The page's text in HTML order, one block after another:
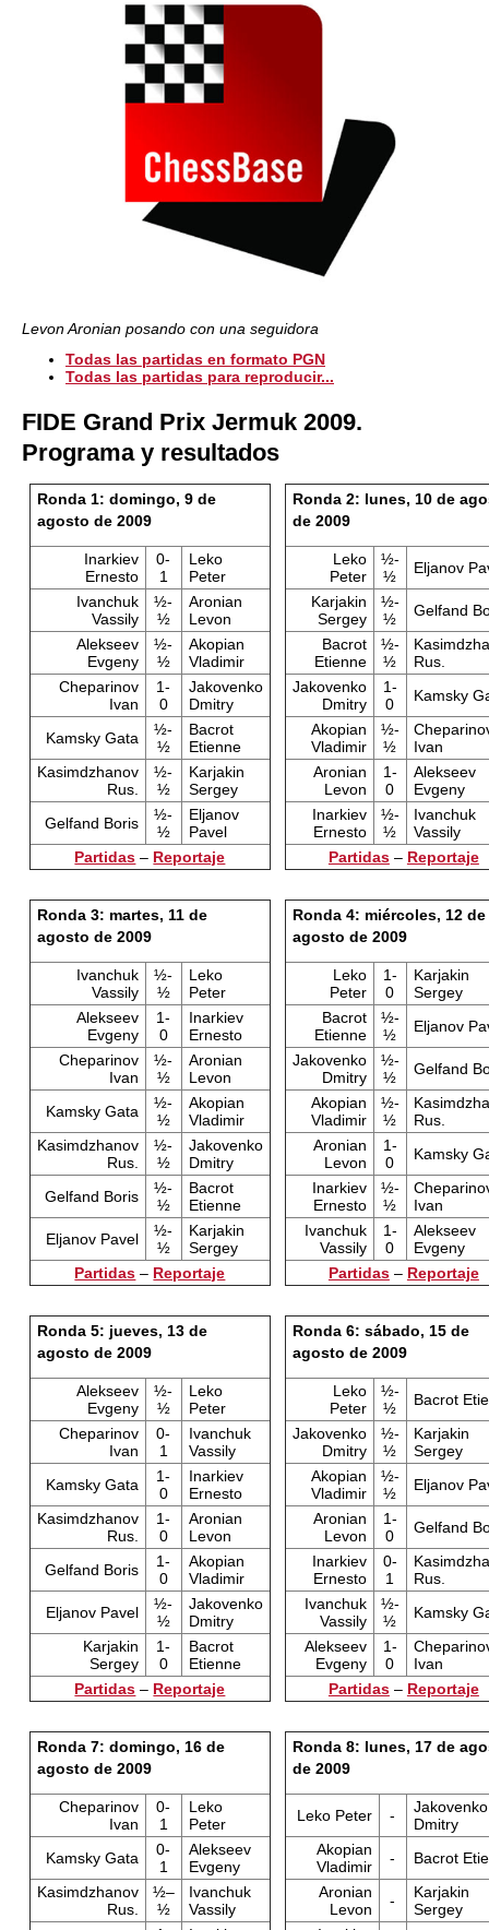
Levon Aronian posando con una seguidora
Todas las partidas en formato PGN
Todas las partidas para reproducir...
FIDE Grand Prix Jermuk 2009.
Programa y resultados
Ronda 1: domingo, 9 de
agosto de 2009
Inarkiev
Ernesto
0-
1
Leko
Peter
Ivanchuk
Vassily
½-
½
Aronian
Levon
Alekseev
Evgeny
½-
½
Akopian
Vladimir
Cheparinov
Ivan
1-
0
Jakovenko
Dmitry
Kamsky Gata
½-
½
Bacrot
Etienne
Kasimdzhanov
Rus.
½-
½
Karjakin
Sergey
Gelfand Boris
½-
½
Eljanov
Pavel
Partidas – Reportaje
Ronda 2: lunes, 10 de
de 2009
Leko
Peter
½-
½
Eljanov
Karjakin
Sergey
½-
½
Gelfand
Bacrot
Etienne
½-
½
Rus.
Jakovenko
Dmitry
1-
0
Kamsky
Akopian
Vladimir
½-
½
Ivan
Aronian
Levon
1-
0
Alekseev
Evgeny
Inarkiev
Ernesto
½-
½
Ivanchuk
Vassily
Partidas– Reportaje
Ronda 3: martes, 11 de
agosto de 2009
Ivanchuk
Vassily
½-
½
Leko
Peter
Alekseev
Evgeny
1-
0
Inarkiev
Ernesto
Cheparinov
Ivan
½-
½
Aronian
Levon
Kamsky Gata
½-
½
Akopian
Vladimir
Kasimdzhanov
Rus.
½-
½
Jakovenko
Dmitry
Gelfand Boris
½-
½
Bacrot
Etienne
Eljanov Pavel
½-
½
Karjakin
Sergey
Partidas – Reportaje
Ronda 4: miércoles, 12 de
agosto de 2009
Leko
Peter
1-
0
Karjakin
Sergey
Bacrot
Etienne
½-
½
Eljanov
Jakovenko
Dmitry
½-
½
Gelfand
Akopian
Vladimir
½-
½
Rus.
Aronian
Levon
1-
0
Kamsky
Inarkiev
Ernesto
½-
½
Ivan
Ivanchuk
Vassily
1-
0
Alekseev
Evgeny
Partidas– Reportaje
Ronda 5: jueves, 13 de
agosto de 2009
Alekseev
Evgeny
½-
½
Leko
Peter
Cheparinov
Ivan
0-
1
Ivanchuk
Vassily
Kamsky Gata
1-
0
Inarkiev
Ernesto
Kasimdzhanov
Rus.
1-
0
Aronian
Levon
Gelfand Boris
1-
0
Akopian
Vladimir
Eljanov Pavel
½-
½
Jakovenko
Dmitry
Karjakin
Sergey
1-
0
Bacrot
Etienne
Partidas – Reportaje
Ronda 6: sábado, 15 de
agosto de 2009
Leko
Peter
½-
½
Bacrot
Jakovenko
Dmitry
½-
½
Karjakin
Sergey
Akopian
Vladimir
½-
½
Eljanov
Aronian
Levon
1-
0
Gelfand
Inarkiev
Ernesto
0-
1
Rus.
Ivanchuk
Vassily
½-
½
Kamsky
Alekseev
Evgeny
1-
0
Ivan
Partidas– Reportaje
Ronda 7: domingo, 16 de
agosto de 2009
Cheparinov
Ivan
0-
1
Leko
Peter
Kamsky Gata
0-
1
Alekseev
Evgeny
Kasimdzhanov
Rus.
½–
½
Ivanchuk
Vassily
Ronda 8: lunes, 17 de
de 2009
Leko Peter -
Jakovenko
Dmitry
Akopian
Vladimir
-
Bacrot
Aronian
Levon
-
Karjakin
Sergey